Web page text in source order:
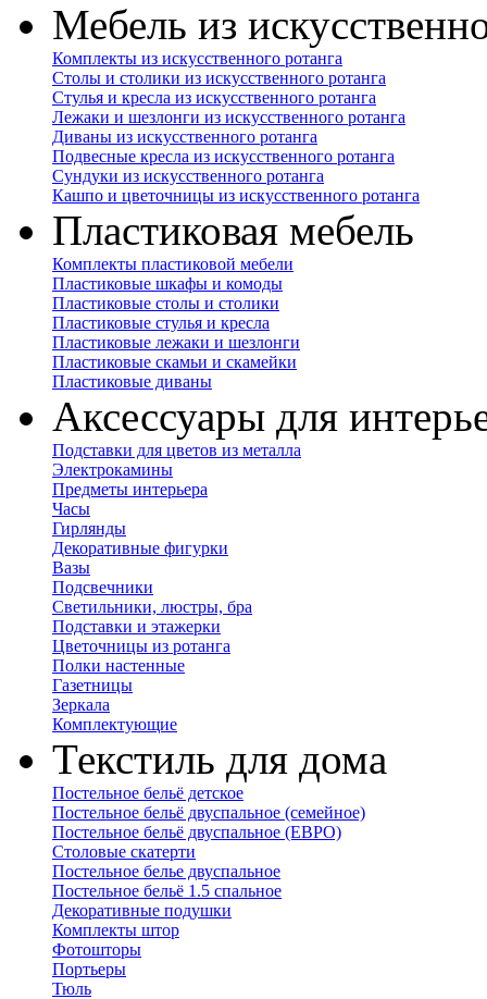
Мебель из
Комплекты из искусственного ротанга
Столы и столики из искусственного ротанга
Стулья и кресла из искусственного ротанга
Лежаки и шезлонги из искусственного ротанга
Диваны из искусственного ротанга
Подвесные кресла из искусственного ротанга
Сундуки из искусственного ротанга
Кашпо и цветочницы из искусственного ротанга
Пластиковая мебель
Комплекты пластиковой мебели
Пластиковые шкафы и комоды
Пластиковые столы и столики
Пластиковые стулья и кресла
Пластиковые лежаки и шезлонги
Пластиковые скамьи и скамейки
Пластиковые диваны
Аксессуары для
Подставки для цветов из металла
Электрокамины
Предметы интерьера
Часы
Гирлянды
Декоративные фигурки
Вазы
Подсвечники
Светильники, люстры, бра
Подставки и этажерки
Цветочницы из ротанга
Полки настенные
Газетницы
Зеркала
Комплектующие
Текстиль для дома
Постельное бельё детское
Постельное бельё двуспальное (семейное)
Постельное бельё двуспальное (ЕВРО)
Столовые скатерти
Постельное белье двуспальное
Постельное бельё 1.5 спальное
Декоративные подушки
Комплекты штор
Фотошторы
Портьеры
Тюль